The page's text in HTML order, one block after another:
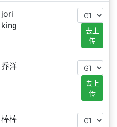
jori
king
去上
传
乔洋
去上
传
棒棒